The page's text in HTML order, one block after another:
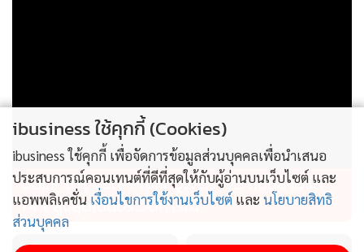
เข้าใจผิดเกี่ยวกับคำว่า “ขับขี่อัตโนมัติเต็มรูปแบบ” และกลาย
เป็นอีกประเด็นที่ถูกหยิบขึ้นมาใช้ในการต่อสู้คดีครั้งนี้
อีกจุดที่ทำให้คดีนี้ถูกจับตามอง คือกฎหมายคุ้มครองผู้บริโภค
ของจีนเปิดทางให้ศาลสั่ง“ค่าเสียหายสามเท่า”ได้ หากพิสูจน์ได้
ว่ามีการหลอกลวงผู้บริโภคจริง นั่นหมายความว่า Tesla อาจไม่ได้
GULF รับรู้ Core Profit Q2/69 1.23 หมื่นล้าน โต
74% สูงสุดเป็นประวัติการณ์
ibusiness ใช้คุกกี้ (Cookies)
ibusiness ใช้คุกกี้ เพื่อจัดการข้อมูลส่วนบุคคลเพื่อนำเสนอ
ประสบการณ์คอนเทนต์ที่ดีที่สุดให้กับผู้อ่านบนเว็บไซต์ และ
แอพพลิเคชั่น เงื่อนไขการใช้งานเว็บไซต์ และ นโยบายสิทธิ
ส่วนบุคคล